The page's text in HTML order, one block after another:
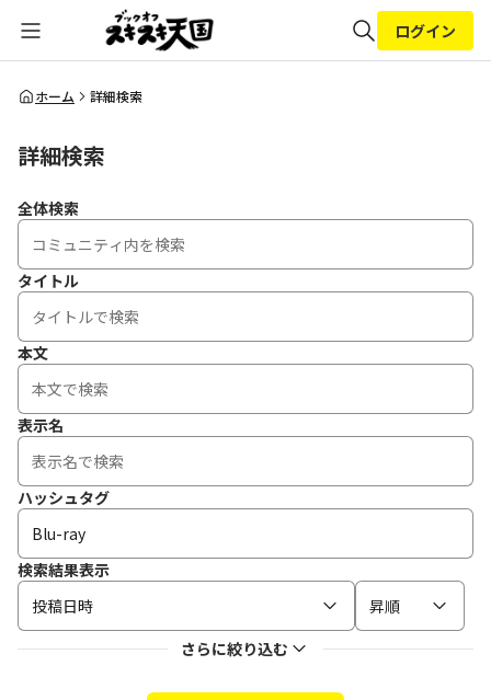
全体検索
ログイン
ホーム 詳細検索
詳細検索
全体検索
タイトル
本文
表示名
ハッシュタグ
検索結果表示
投稿日時
昇順
さらに絞り込む